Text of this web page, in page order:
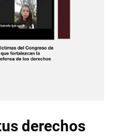
derechos